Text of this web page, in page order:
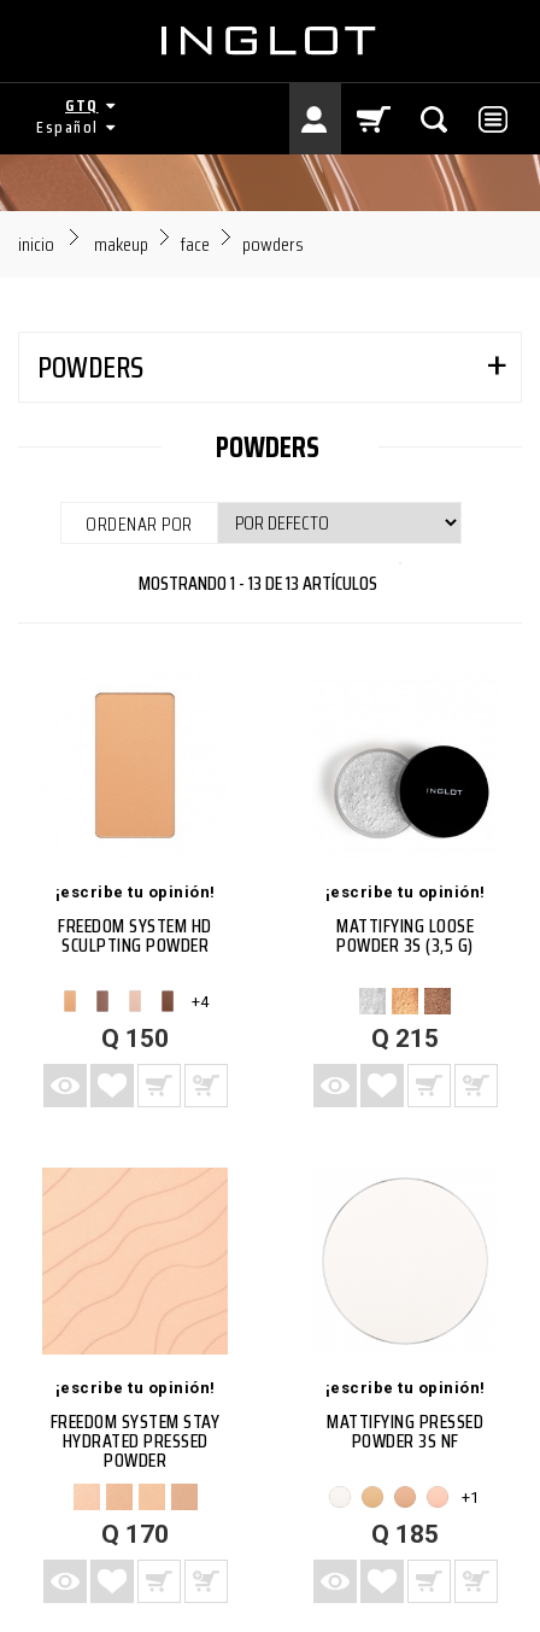
GTQ
Español
inicio makeup face powders
POWDERS
POWDERS
ORDENAR POR
MOSTRANDO 1 - 13 DE 13 ARTÍCULOS
¡escribe tu opinión!
FREEDOM SYSTEM HD
SCULPTING POWDER
+4
AGREGAR A LISTA DE DESEOS
AGREGAR A CARRITO
Q 150
¡escribe tu opinión!
MATTIFYING LOOSE
POWDER 3S (3,5 G)
AGREGAR A LISTA DE DESEOS
VISTA RÁPIDA
AGREGAR A CARRITO
MÁS
Q 215
¡escribe tu opinión!
FREEDOM SYSTEM STAY
HYDRATED PRESSED
POWDER
Q 170
¡escribe tu opinión!
MATTIFYING PRESSED
POWDER 3S NF
+1
AGREGAR A LISTA DE DESEOS
VISTA RÁPIDA
AGREGAR A CARRITO
MÁS
Q 185